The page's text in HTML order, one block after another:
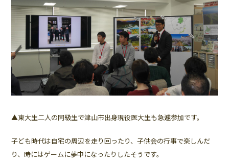
▲東大生二人の同級生で津山市出身現役医大生も急遽参加です。
子ども時代は自宅の周辺を走り回ったり、子供会の行事で楽しんだ
り、時にはゲームに夢中になったりしたそうです。